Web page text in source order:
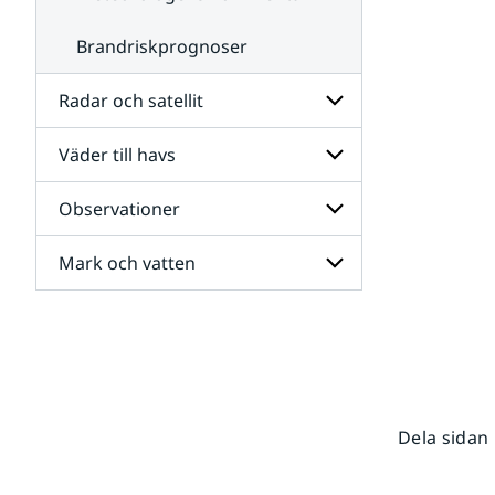
Brandriskprognoser
Radar och satellit
Undersidor
för
Radar
och
satellit
Väder till havs
Undersidor
för
Väder
till
havs
Observationer
Undersidor
för
Mark och vatten
Dela sidan